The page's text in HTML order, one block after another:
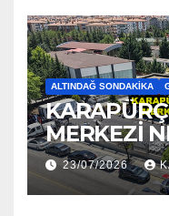
ALTINDAĞ SONDAKIKA
MERKEZİ
2026
23/07/2026